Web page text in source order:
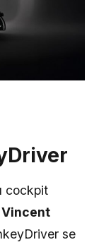
cockpit
Vincent
se